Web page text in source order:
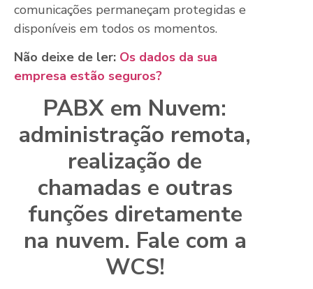
comunicações permaneçam protegidas e
disponíveis em todos os momentos.
Não deixe de ler: Os dados da sua
empresa estão seguros?
PABX em Nuvem:
administração remota,
realização de
chamadas e outras
funções diretamente
na nuvem. Fale com a
WCS!